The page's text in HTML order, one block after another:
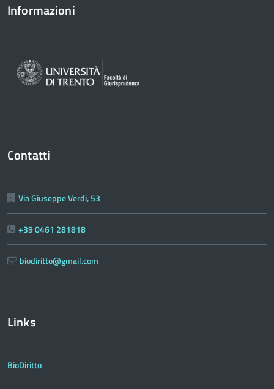
Informazioni
Contatti
Via Giuseppe Verdi, 53
+39 0461 281818
biodiritto@gmail.com
Links
BioDiritto